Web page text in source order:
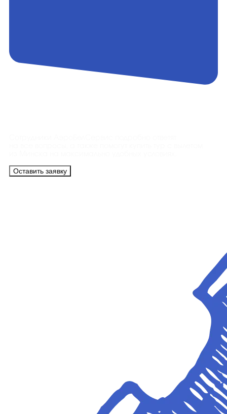
Оставить заявку